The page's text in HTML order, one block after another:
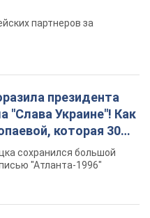
партнеров за
президента
Украине"! Как
которая 30
Олимпиады
сохранился большой
"Атланта-1996"